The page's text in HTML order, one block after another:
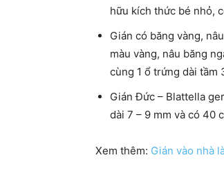
hữu kích thức bé nhỏ,
Gián có băng vàng,
màu vàng, nâu băng
cùng 1 ổ trứng dài tầm
Gián Đức – Blattella
dài 7 – 9 mm và có 40
Xem thêm: Gián vào nhà